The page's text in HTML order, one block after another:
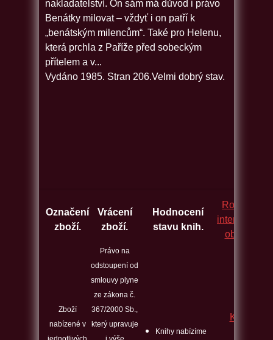
nakladatelství. On sám má důvod i právo
Benátky milovat – vždyť i on patří k
„benátským milencům“. Také pro Helenu,
která prchla z Paříže před sobeckým
přítelem a v...
Vydáno 1985. Stran 206.Velmi dobrý stav.
Označení
zboží.
Vrácení
zboží.
Hodnocení
stavu knih.
Rozcestník
obchodů.
Zboží
nabízené v
Právo na
odstoupení od
smlouvy plyne
ze zákona č.
367/2000 Sb.,
který upravuje
Knihy nabízíme
Kontakt